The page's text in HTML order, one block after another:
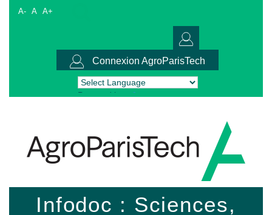
A- A A+
Connexion AgroParisTech
Powered by Translate
Infodoc : Sciences,